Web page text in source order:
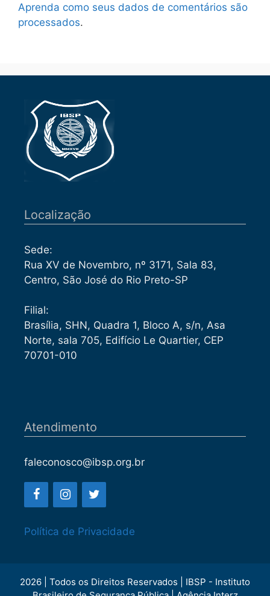
Aprenda como seus dados de comentários são
processados.
Localização
Sede:
Rua XV de Novembro, nº 3171, Sala 83,
Centro, São José do Rio Preto-SP
Filial:
Brasília, SHN, Quadra 1, Bloco A, s/n, Asa
Norte, sala 705, Edifício Le Quartier, CEP
70701-010
Atendimento
faleconosco@ibsp.org.br
Política de Privacidade
2026 | Todos os Direitos Reservados | IBSP - Instituto